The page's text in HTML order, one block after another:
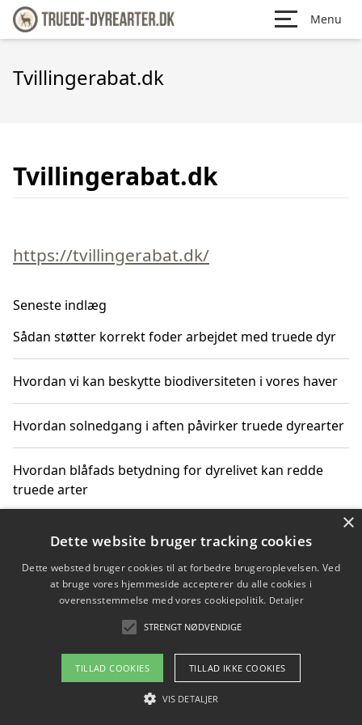
Menu
Tvillingerabat.dk
Tvillingerabat.dk
https://tvillingerabat.dk/
Seneste indlæg
Sådan støtter korrekt foder arbejdet med truede dyr
Hvordan vi kan beskytte biodiversiteten i vores haver
Hvordan solnedgang i aften påvirker truede dyrearter
Hvordan blåfads betydning for dyrelivet kan redde
truede arter
Hvordan kan gaver til unge voksne støtte bevarelsen
Copyright 2026 - Pilanto Aps
Om / kontakt
Blog Betingelser
×
Dette website bruger tracking cookies
Dette websted bruger cookies til at forbedre brugeroplevelsen. Ved
at bruge vores hjemmeside accepterer du alle cookies i
overensstemmelse med vores cookiepolitik. Detaljer
STRENGT NØDVENDIGE
TILLAD COOKIES TILLAD IKKE COOKIES
VIS DETALJER